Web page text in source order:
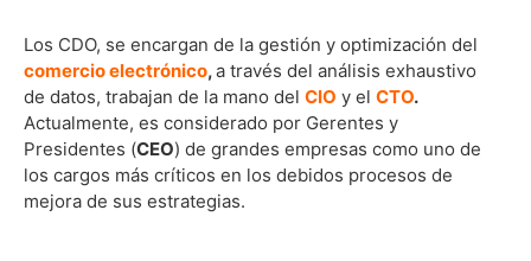
Los CDO, se encargan de la gestión y optimización del
comercio electrónico,a través del análisis exhaustivo
de datos, trabajan de la mano del CIO y el CTO.
Actualmente, es considerado por Gerentes y
Presidentes (CEO) de grandes empresas como uno de
los cargos más críticos en los debidos procesos de
mejora de sus estrategias.